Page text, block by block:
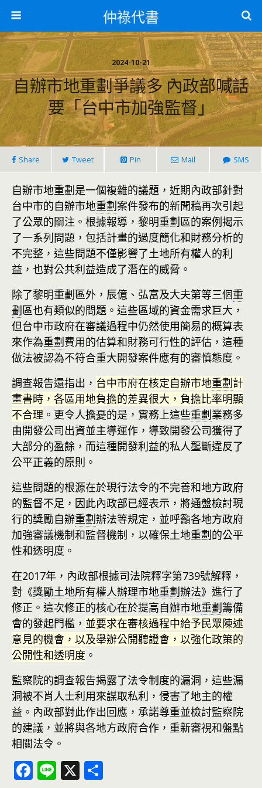
仲祿代書
2024-10-21
自辦市地重劃爭議多 內政部喊話
要「台中市加強監督」
Share Tweet Pin Mail SMS
自辦市地重劃是一個複雜的議題，近期內政部針對
台中市的自辦市地重劃案件發布的新聞稿再次引起
了公眾的關注。根據報導，黎明重劃區的案例揭示
了一系列問題，包括計畫的過度簡化和財務分析的
不完整，這些問題不僅影響了土地所有權人的利
益，也對公共利益造成了潛在的威脅。
除了黎明重劃區外，辰億、弘富及大夫第等三個重
劃區也有類似的問題。這些區域的資金需求巨大，
但台中市政府在審議過程中仍然使用簡易的概算表
來作為重劃費用的估算和財務可行性的評估，這種
做法被認為不符合重大開發案件應有的審慎態度。
調查報告還指出， 台中市府在核定自辦市地重劃計
畫書時，各區用地負擔的差異很大，負擔比率明顯
不合理 。更令人擔憂的是，實務上這些重劃業務多
由開發公司出資並主導運作，導致開發公司獲得了
大部分的盈餘，而這種開發利益的私人壟斷違反了
公平正義的原則。
這些問題的根源在於現行法令的不完善和地方政府
的監督不足，因此內政部已經表示，將通盤檢討現
行的獎勵自辦重劃辦法等規定，並呼籲各地方政府
加強審議機制和監督機制，以確保土地重劃的公平
性和透明度。
在2017年，內政部根據司法院釋字第739號解釋，
對《獎勵土地所有權人辦理市地重劃辦法》進行了
修正。這次修正的核心在於提高自辦市地重劃籌備
會的發起門檻， 並要求在審核過程中給予民眾陳述
意見的機會，以及舉辦公開聽證會，以強化政策的
公開性和透明度 。
監察院的調查報告揭露了法令制度的漏洞，這些漏
洞被不肖人士利用來謀取私利，侵害了地主的權
益。內政部對此作出回應，承諾尊重並檢討監察院
的建議，並將與各地方政府合作，重新審視和盤點
相關法令。
F Li X